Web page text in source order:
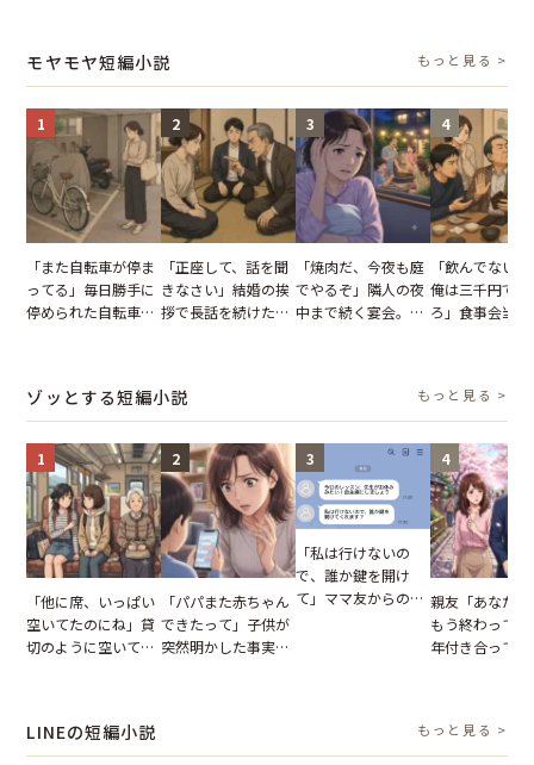
が一変
モヤモヤ短編小説 もっと見る >
1
「また自転車が停ま
ってる」毎日勝手に
停められた自転車。
2
「正座して、話を聞
きなさい」結婚の挨
拶で長話を続けた義
3
「焼肉だ、今夜も庭
でやるぞ」隣人の夜
中まで続く宴会。我
4
「飲んでない
俺は三千円で
ろ」食事会当
ゾッとする短編小説 もっと見る >
1
「他に席、いっぱい
空いてたのにね」貸
切のように空いてる
2
「パパまた赤ちゃん
できたって」子供が
突然明かした事実。
3
「私は行けないの
で、誰か鍵を開け
て」ママ友からの
4
親友「あなた
もう終わって
年付き合って
LINEの短編小説 もっと見る >